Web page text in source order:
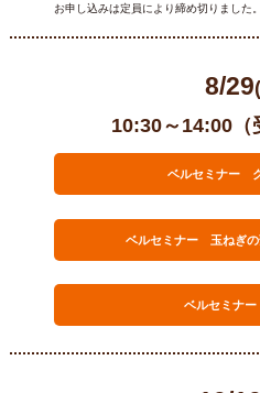
お申し込みは定員により締め切りました。
8/29
10:30～14:00（
ベルセミナー
ベルセミナー 玉ねぎの
ベルセミナ